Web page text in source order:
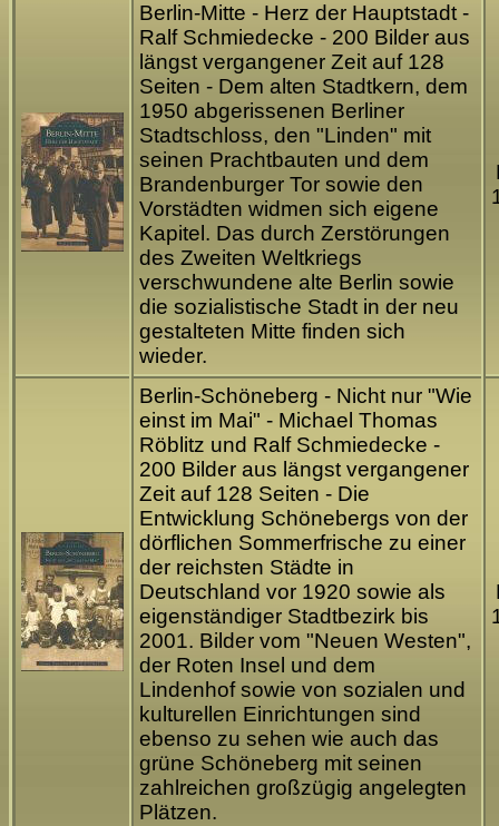
Berlin-Mitte - Herz der Hauptstadt -
Ralf Schmiedecke - 200 Bilder aus
längst vergangener Zeit auf 128
Seiten - Dem alten Stadtkern, dem
1950 abgerissenen Berliner
Stadtschloss, den "Linden" mit
seinen Prachtbauten und dem
Brandenburger Tor sowie den
Vorstädten widmen sich eigene
Kapitel. Das durch Zerstörungen
des Zweiten Weltkriegs
verschwundene alte Berlin sowie
die sozialistische Stadt in der neu
gestalteten Mitte finden sich
wieder.
Berlin-Schöneberg - Nicht nur "Wie
einst im Mai" - Michael Thomas
Röblitz und Ralf Schmiedecke -
200 Bilder aus längst vergangener
Zeit auf 128 Seiten - Die
Entwicklung Schönebergs von der
dörflichen Sommerfrische zu einer
der reichsten Städte in
Deutschland vor 1920 sowie als
eigenständiger Stadtbezirk bis
2001. Bilder vom "Neuen Westen",
der Roten Insel und dem
Lindenhof sowie von sozialen und
kulturellen Einrichtungen sind
ebenso zu sehen wie auch das
grüne Schöneberg mit seinen
zahlreichen großzügig angelegten
Plätzen.